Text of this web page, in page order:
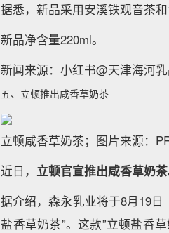
据悉，新品采用安溪铁观音茶
新品净含量220ml。
新闻来源：小红书@天津海河
五、立顿推出咸香草奶茶
立顿咸香草奶茶；图片来源：
近日， 立顿官宣推出咸香草奶茶
据介绍，森永乳业将于8月19
盐香草奶茶”。这款”立顿盐香